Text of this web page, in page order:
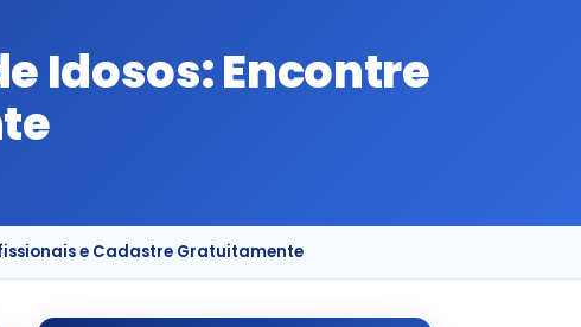
Idosos: Encontre
e Cadastre Gratuitamente